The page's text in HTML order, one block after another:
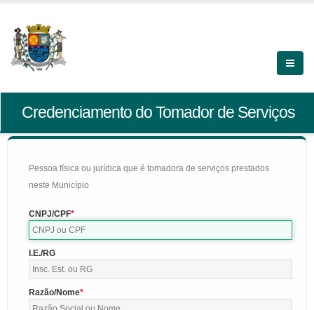
Credenciamento do Tomador de Serviços
Pessoa física ou jurídica que é tomadora de serviços prestados
neste Município
CNPJ/CPF
I.E./RG
Razão/Nome